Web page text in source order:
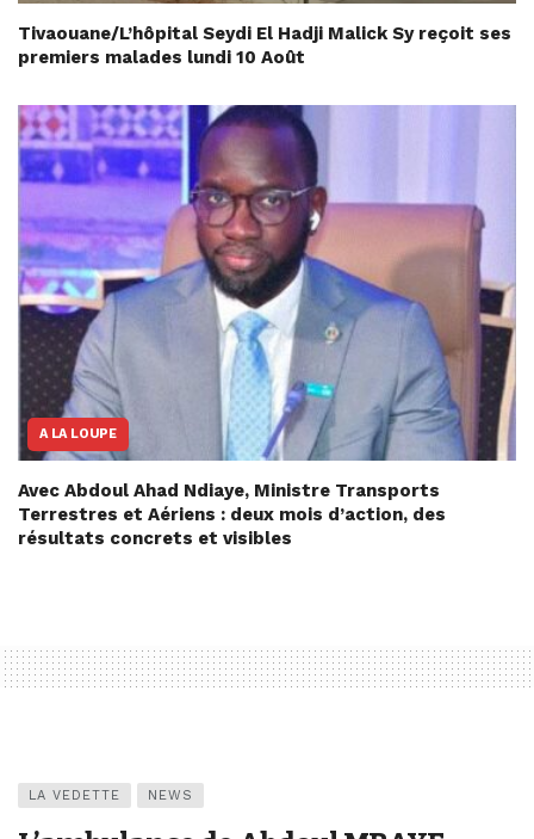
Tivaouane/L’hôpital Seydi El Hadji Malick Sy reçoit ses
premiers malades lundi 10 Août
A LA LOUPE
Avec Abdoul Ahad Ndiaye, Ministre Transports
Terrestres et Aériens : deux mois d’action, des
résultats concrets et visibles
LA VEDETTE NEWS